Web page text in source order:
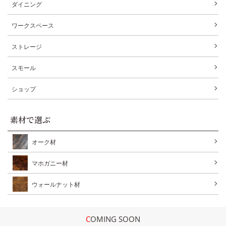
ダイニング
ワークスペース
ストレージ
スモール
ショップ
素材で選ぶ
オーク材
マホガニー材
ウォールナット材
COMING SOON